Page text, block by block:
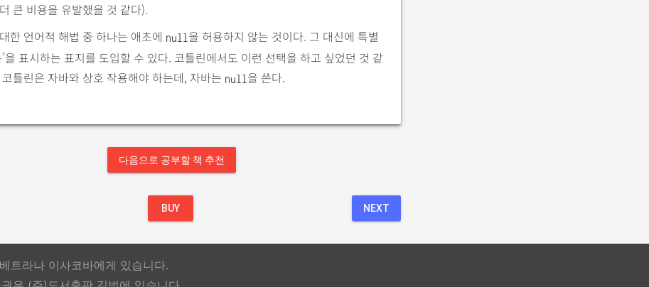
큰 비용을 유발했을 것 같다).
한 언어적 해법 중 하나는 애초에 null 을 허용하지 않는 것이다. 그 대신에 특별
’을 표시하는 표지를 도입할 수 있다. 코틀린에서도 이런 선택을 하고 싶었던 것 같
틀린은 자바와 상호 작용해야 하는데, 자바는 null 을 쓴다.
다음으로 공부할 책 추천
BUY NEXT
트라나 이사코바에게 있습니다.